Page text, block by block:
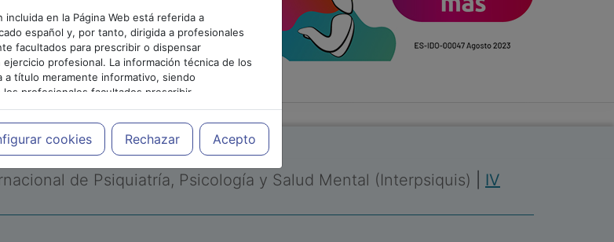
incluida en la Página Web está referida a
español y, por tanto, dirigida a profesionales
facultados para prescribir o dispensar
ejercicio profesional. La información técnica de los
a título meramente informativo, siendo
los profesionales facultados prescribir
en cada caso concreto, el tratamiento más
del paciente.
cookies Rechazar Acepto
PUBLICIDAD
de Psiquiatría, Psicología y Salud Mental (Interpsiquis)
IV